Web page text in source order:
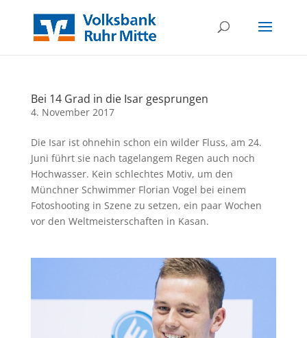
Bei 14 Grad in die Isar gesprungen
4. November 2017
Die Isar ist ohnehin schon ein wilder Fluss, am 24.
Juni führt sie nach tagelangem Regen auch noch
Hochwasser. Kein schlechtes Motiv, um den
Münchner Schwimmer Florian Vogel bei einem
Fotoshooting in Szene zu setzen, ein paar Wochen
vor den Weltmeisterschaften in Kasan.